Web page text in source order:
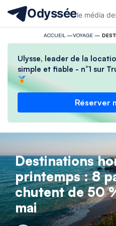
Odysséele média
ACCUEIL —VOYAGE—
Ulysse, leader de la
simple et fiable - n°1 sur
Réserver
Destinations
printemps : 8
chutent de 50
mai